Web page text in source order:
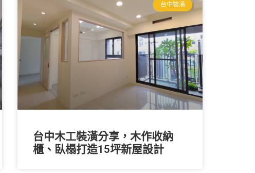
台中裝潢
台中木工裝潢分享，木作收納
櫃、臥榻打造15坪新屋設計